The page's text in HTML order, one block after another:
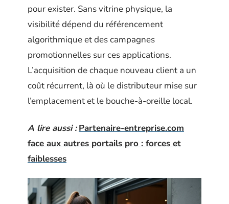
pour exister. Sans vitrine physique, la
visibilité dépend du référencement
algorithmique et des campagnes
promotionnelles sur ces applications.
L’acquisition de chaque nouveau client a un
coût récurrent, là où le distributeur mise sur
l’emplacement et le bouche-à-oreille local.
A lire aussi : Partenaire-entreprise.com
face aux autres portails pro : forces et
faiblesses